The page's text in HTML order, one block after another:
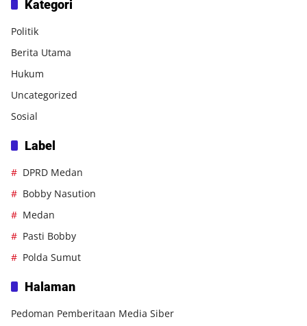
Kategori
Politik
Berita Utama
Hukum
Uncategorized
Sosial
Label
DPRD Medan
Bobby Nasution
Medan
Pasti Bobby
Polda Sumut
Halaman
Pedoman Pemberitaan Media Siber